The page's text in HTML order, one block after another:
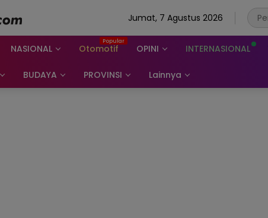
Jumat, 7 Agustus 2026
NASIONAL Otomotif OPINI INTERNASIONAL
BUDAYA PROVINSI Lainnya